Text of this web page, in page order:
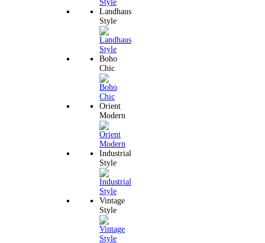
Landhaus
Style
Boho
Chic
Orient
Modern
Industrial
Style
Vintage
Style